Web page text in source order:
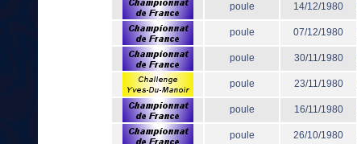
poule 14/12/1980
poule 07/12/1980
poule 30/11/1980
poule 23/11/1980
poule 16/11/1980
poule 26/10/1980